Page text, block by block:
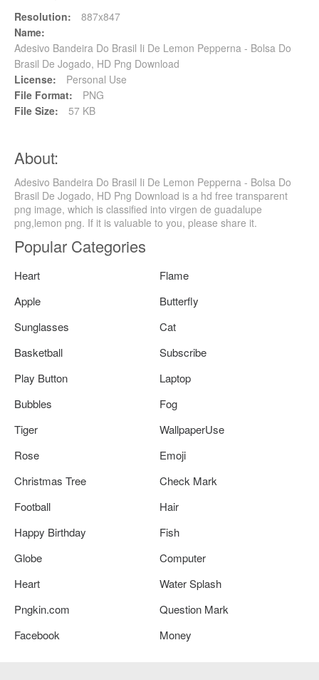
Resolution:
887x847
Name:
Adesivo Bandeira Do Brasil Ii De Lemon Pepperna - Bolsa Do
Brasil De Jogado, HD Png Download
License:
Personal Use
File Format:
PNG
File Size:
57 KB
About:
Adesivo Bandeira Do Brasil Ii De Lemon Pepperna - Bolsa Do
Brasil De Jogado, HD Png Download is a hd free transparent
png image, which is classified into virgen de guadalupe
png,lemon png. If it is valuable to you, please share it.
Popular Categories
Heart
Flame
Apple
Butterfly
Sunglasses
Cat
Basketball
Subscribe
Play Button
Laptop
Bubbles
Fog
Tiger
WallpaperUse
Rose
Emoji
Christmas Tree
Check Mark
Football
Hair
Happy Birthday
Fish
Globe
Computer
Heart
Water Splash
Pngkin.com
Question Mark
Facebook
Money